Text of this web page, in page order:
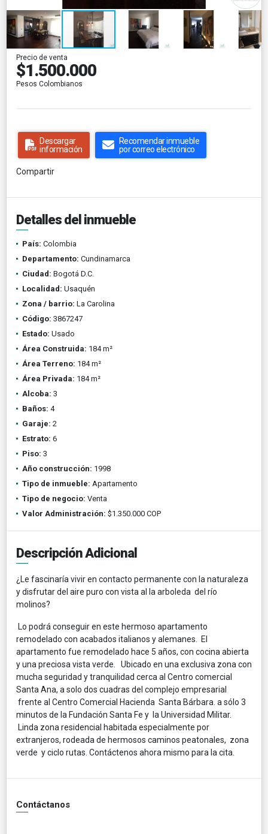
Precio de venta
$1.500.000
Pesos Colombianos
Descargar
información
Recomendar inmueble
por correo electrónico
Compartir
Detalles del inmueble
País: Colombia
Departamento: Cundinamarca
Ciudad: Bogotá D.C.
Localidad: Usaquén
Zona / barrio: La Carolina
Código: 3867247
Estado: Usado
Área Construida: 184 m²
Área Terreno: 184 m²
Área Privada: 184 m²
Alcoba: 3
Baños: 4
Garaje: 2
Estrato: 6
Piso: 3
Año construcción: 1998
Tipo de inmueble: Apartamento
Tipo de negocio: Venta
Valor Administración: $1.350.000 COP
Descripción Adicional
¿Le fascinaría vivir en contacto permanente con la naturaleza
y disfrutar del aire puro con vista al la arboleda del río
molinos?
Lo podrá conseguir en este hermoso apartamento
remodelado con acabados italianos y alemanes. El
apartamento fue remodelado hace 5 años, con cocina abierta
y una preciosa vista verde. Ubicado en una exclusiva zona con
mucha seguridad y tranquilidad cerca al Centro comercial
Santa Ana, a solo dos cuadras del complejo empresarial
frente al Centro Comercial Hacienda Santa Bárbara. a sólo 3
minutos de la Fundación Santa Fe y la Universidad Militar.
Linda zona residencial habitada especialmente por
extranjeros, rodeada de hermosos caminos peatonales, zona
verde y ciclo rutas. Contáctenos ahora mismo para la cita.
Contáctanos